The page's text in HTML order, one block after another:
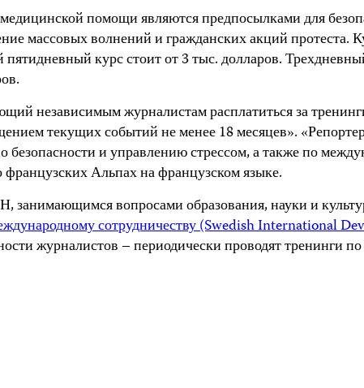
помощи являются предпосылками для
массовых волнений и гражданских акций протеста.
курс стоит от 3 тыс. долларов.
независимым журналистам расплатиться за
текущих событий не менее 18 месяцев».
безопасности и управлению стрессом, а также по
Альпах на французском языке.
занимающимся вопросами образования, науки и
сотрудничеству (Swedish International
журналистов – периодически проводят тренинги